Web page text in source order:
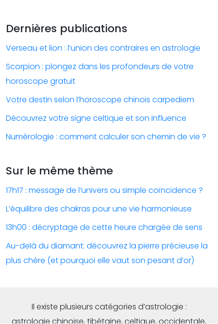
Dernières publications
Verseau et lion : l’union des contraires en astrologie
Scorpion : plongez dans les profondeurs de votre
horoscope gratuit
Votre destin selon l’horoscope chinois carpediem
Découvrez votre signe celtique et son influence
Numérologie : comment calculer son chemin de vie ?
Sur le même thème
17h17 : message de l’univers ou simple coïncidence ?
L’équilibre des chakras pour une vie harmonieuse
13h00 : décryptage de cette heure chargée de sens
Au-delà du diamant: découvrez la pierre précieuse la
plus chère (et pourquoi elle vaut son pesant d’or)
Il existe plusieurs catégories d’astrologie :
astrologie chinoise, tibétaine, celtique, occidentale,